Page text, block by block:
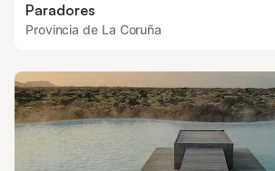
Paradores
Provincia de La Coruña